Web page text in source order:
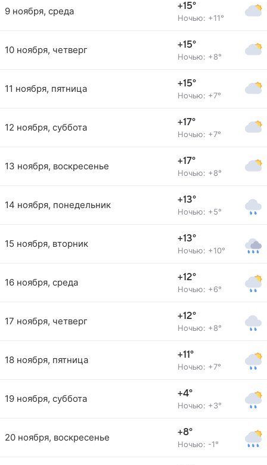
9 ноября, среда +15°
Ночью: +11°
10 ноября, четверг +15°
Ночью: +8°
11 ноября, пятница +15°
Ночью: +7°
12 ноября, суббота +17°
Ночью: +7°
13 ноября, воскресенье +17°
Ночью: +8°
14 ноября, понедельник +13°
Ночью: +5°
15 ноября, вторник +13°
Ночью: +10°
16 ноября, среда +12°
Ночью: +6°
17 ноября, четверг +12°
Ночью: +8°
18 ноября, пятница +11°
Ночью: +7°
19 ноября, суббота +4°
Ночью: +3°
20 ноября, воскресенье +8°
Ночью: -1°